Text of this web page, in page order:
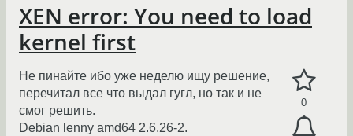
XEN error: You need to load
kernel first
0
Не пинайте ибо уже неделю ищу решение,
перечитал все что выдал гугл, но так и не
смог решить.
Debian lenny amd64 2.6.26-2.